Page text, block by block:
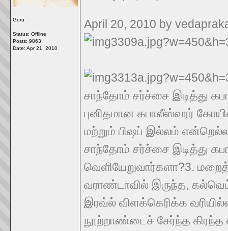
Guru
Status: Offline
Posts: 9863
Date: Apr 21, 2010
April 20, 2010 by
சாந்தோம் சர்ச்சை இடித்து
புனிதமான கபாலீஸ்வரர்
மற்றும் பிஷப் இல்லம்
சாந்தோம் சர்ச்சை இடித்து
வெளியேறுவார்களா?3.
வராண்டாவில் இருந்த,
இரவ்ல் விளக்கெரிக்க
நூற்றாண்டைச் சேர்ந்த கிரந்த